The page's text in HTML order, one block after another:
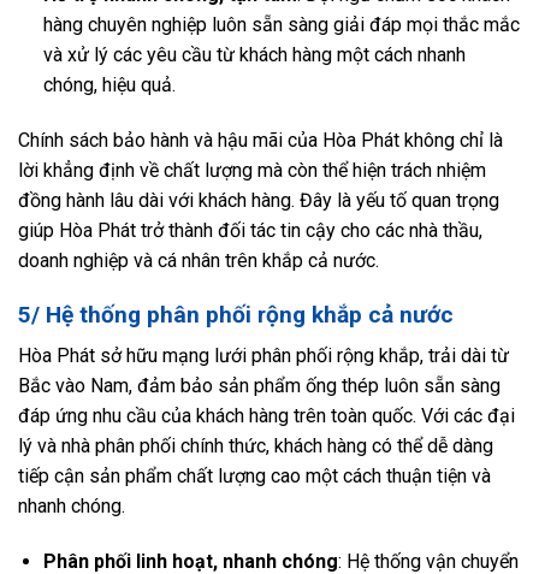
hàng chuyên nghiệp luôn sẵn sàng giải đáp mọi thắc mắc
và xử lý các yêu cầu từ khách hàng một cách nhanh
chóng, hiệu quả.
Chính sách bảo hành và hậu mãi của Hòa Phát không chỉ là
lời khẳng định về chất lượng mà còn thể hiện trách nhiệm
đồng hành lâu dài với khách hàng. Đây là yếu tố quan trọng
giúp Hòa Phát trở thành đối tác tin cậy cho các nhà thầu,
doanh nghiệp và cá nhân trên khắp cả nước.
5/ Hệ thống phân phối rộng khắp cả nước
Hòa Phát sở hữu mạng lưới phân phối rộng khắp, trải dài từ
Bắc vào Nam, đảm bảo sản phẩm ống thép luôn sẵn sàng
đáp ứng nhu cầu của khách hàng trên toàn quốc. Với các đại
lý và nhà phân phối chính thức, khách hàng có thể dễ dàng
tiếp cận sản phẩm chất lượng cao một cách thuận tiện và
nhanh chóng.
Phân phối linh hoạt, nhanh chóng: Hệ thống vận chuyển